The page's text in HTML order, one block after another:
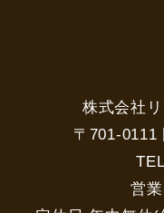
株式会社
〒701-0111
営